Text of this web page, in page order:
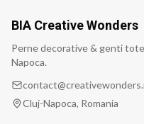
BIA Creative Wonders
Perne decorative & genti
Napoca.
Cluj-Napoca, Romania